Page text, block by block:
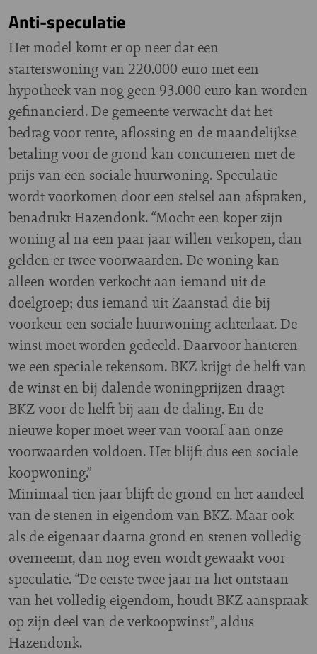
Anti-speculatie
Het model komt er op neer dat een
starterswoning van 220.000 euro met een
hypotheek van nog geen 93.000 euro kan worden
gefinancierd. De gemeente verwacht dat het
bedrag voor rente, aflossing en de maandelijkse
betaling voor de grond kan concurreren met de
prijs van een sociale huurwoning. Speculatie
wordt voorkomen door een stelsel aan afspraken,
benadrukt Hazendonk. “Mocht een koper zijn
woning al na een paar jaar willen verkopen, dan
gelden er twee voorwaarden. De woning kan
alleen worden verkocht aan iemand uit de
doelgroep; dus iemand uit Zaanstad die bij
voorkeur een sociale huurwoning achterlaat. De
winst moet worden gedeeld. Daarvoor hanteren
we een speciale rekensom. BKZ krijgt de helft van
de winst en bij dalende woningprijzen draagt
BKZ voor de helft bij aan de daling. En de
nieuwe koper moet weer van vooraf aan onze
voorwaarden voldoen. Het blijft dus een sociale
koopwoning.”
Minimaal tien jaar blijft de grond en het aandeel
van de stenen in eigendom van BKZ. Maar ook
als de eigenaar daarna grond en stenen volledig
overneemt, dan nog even wordt gewaakt voor
speculatie. “De eerste twee jaar na het ontstaan
van het volledig eigendom, houdt BKZ aanspraak
op zijn deel van de verkoopwinst”, aldus
Hazendonk.